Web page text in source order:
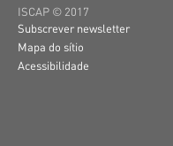
ISCAP © 2017
Subscrever newsletter
Mapa do sítio
Acessibilidade